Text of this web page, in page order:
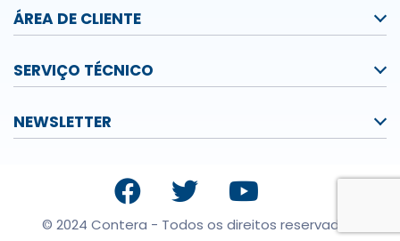
ÁREA DE CLIENTE
SERVIÇO TÉCNICO
NEWSLETTER
© 2024 Contera - Todos os direitos reservados.